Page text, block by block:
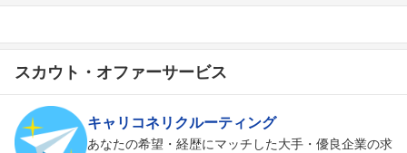
スカウト・オファーサービス
キャリコネリクルーティング
あなたの希望・経歴にマッチした大手・優良企業の求